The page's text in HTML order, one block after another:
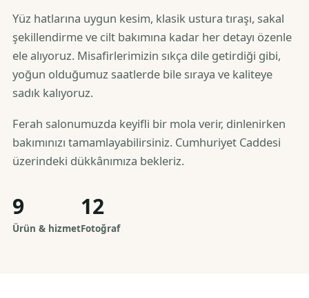
Yüz hatlarına uygun kesim, klasik ustura tıraşı, sakal
şekillendirme ve cilt bakımına kadar her detayı özenle
ele alıyoruz. Misafirlerimizin sıkça dile getirdiği gibi,
yoğun olduğumuz saatlerde bile sıraya ve kaliteye
sadık kalıyoruz.
Ferah salonumuzda keyifli bir mola verir, dinlenirken
bakımınızı tamamlayabilirsiniz. Cumhuriyet Caddesi
üzerindeki dükkânımıza bekleriz.
9
Ürün & hizmet
12
Fotoğraf